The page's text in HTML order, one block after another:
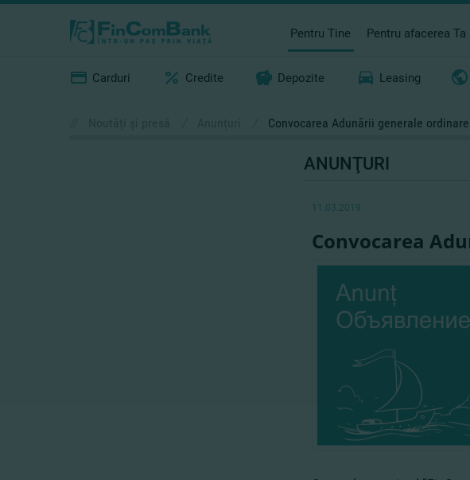
Pentru Tine Pentru afacerea Ta
Carduri Credite Depozite Leasing
Convocarea Adunării generale
ANUNŢURI
11.03.2019
Convocarea